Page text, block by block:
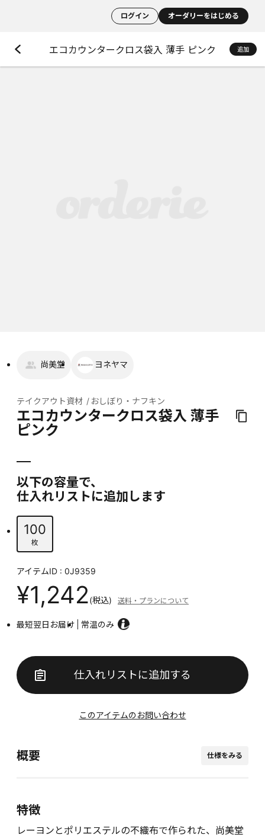
ログイン オーダリーをはじめる
エコカウンタークロス袋入 薄手 ピンク 追加
尚美堂 ヨネヤマ
テイクアウト資材 おしぼり・ナフキン
エコカウンタークロス袋入 薄手
ピンク
以下の容量で、
仕入れリストに追加します
100
枚
アイテムID : 0J9359
¥1,242(税込) 送料・プランについて
最短翌日お届け 常温のみ
仕入れリストに追加する
このアイテムのお問い合わせ
概要 仕様をみる
特徴
レーヨンとポリエステルの不織布で作られた、尚美堂